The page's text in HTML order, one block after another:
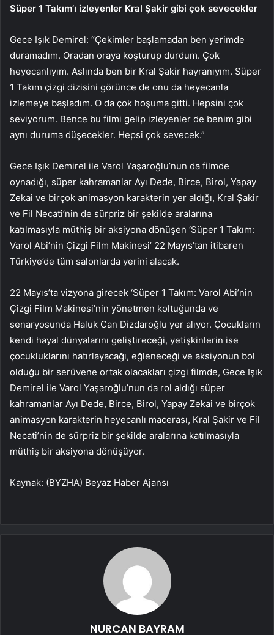
Süper 1 Takım’ı izleyenler Kral Şakir gibi çok sevecekler
Gece Işık Demirel: “Çekimler başlamadan ben yerimde
duramadım. Oradan oraya koşturup durdum. Çok
heyecanlıyım. Aslında ben bir Kral Şakir hayranıyım. Süper
1 Takım çizgi dizisini görünce de onu da heyecanla
izlemeye başladım. O da çok hoşuma gitti. Hepsini çok
seviyorum. Bence bu filmi gelip izleyenler de benim gibi
aynı duruma düşecekler. Hepsi çok sevecek.”
Gece Işık Demirel ile Varol Yaşaroğlu’nun da filmde
oynadığı, süper kahramanlar Ayı Dede, Birce, Birol, Yapay
Zekai ve birçok animasyon karakterin yer aldığı, Kral Şakir
ve Fil Necati’nin de sürpriz bir şekilde aralarına
katılmasıyla müthiş bir aksiyona dönüşen ‘Süper 1 Takım:
Varol Abi’nin Çizgi Film Makinesi’ 22 Mayıs’tan itibaren
Türkiye’de tüm salonlarda yerini alacak.
22 Mayıs’ta vizyona girecek ‘Süper 1 Takım: Varol Abi’nin
Çizgi Film Makinesi’nin yönetmen koltuğunda ve
senaryosunda Haluk Can Dizdaroğlu yer alıyor. Çocukların
kendi hayal dünyalarını geliştireceği, yetişkinlerin ise
çocukluklarını hatırlayacağı, eğleneceği ve aksiyonun bol
olduğu bir serüvene ortak olacakları çizgi filmde, Gece Işık
Demirel ile Varol Yaşaroğlu’nun da rol aldığı süper
kahramanlar Ayı Dede, Birce, Birol, Yapay Zekai ve birçok
animasyon karakterin heyecanlı macerası, Kral Şakir ve Fil
Necati’nin de sürpriz bir şekilde aralarına katılmasıyla
müthiş bir aksiyona dönüşüyor.
Kaynak: (BYZHA) Beyaz Haber Ajansı
NURCAN BAYRAM